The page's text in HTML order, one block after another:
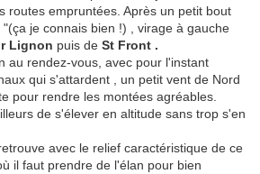
routes empruntées. Après un petit bout
je connais bien !) , virage à gauche
Lignon puis de St Front .
au rendez-vous, avec pour l'instant
qui s'attardent , un petit vent de Nord
pour rendre les montées agréables.
de s'élever en altitude sans trop s'en
avec le relief caractéristique de ce
il faut prendre de l'élan pour bien